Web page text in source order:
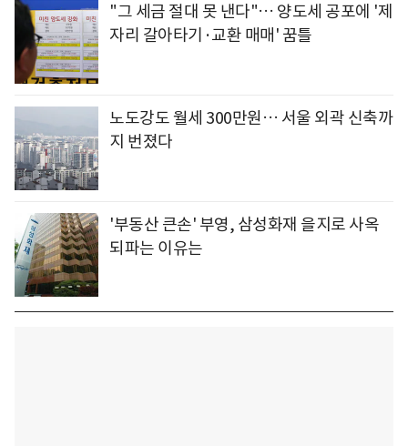
"그 세금 절대 못 낸다"… 양도세 공포에 '제
자리 갈아타기·교환 매매' 꿈틀
노도강도 월세 300만원… 서울 외곽 신축까
지 번졌다
'부동산 큰손' 부영, 삼성화재 을지로 사옥
되파는 이유는